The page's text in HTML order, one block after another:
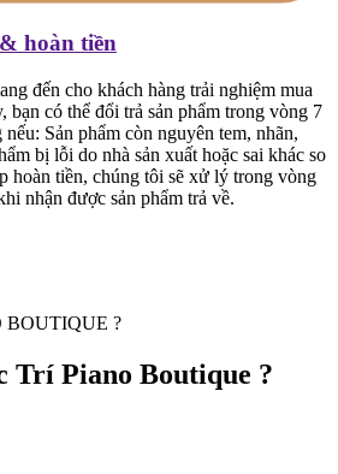
hoàn tiền
đến cho khách hàng trải nghiệm mua
bạn có thể đổi trả sản phẩm trong vòng 7
Sản phẩm còn nguyên tem, nhãn,
bị lỗi do nhà sản xuất hoặc sai khác so
hoàn tiền, chúng tôi sẽ xử lý trong vòng
nhận được sản phẩm trả về.
BOUTIQUE ?
Trí Piano Boutique ?